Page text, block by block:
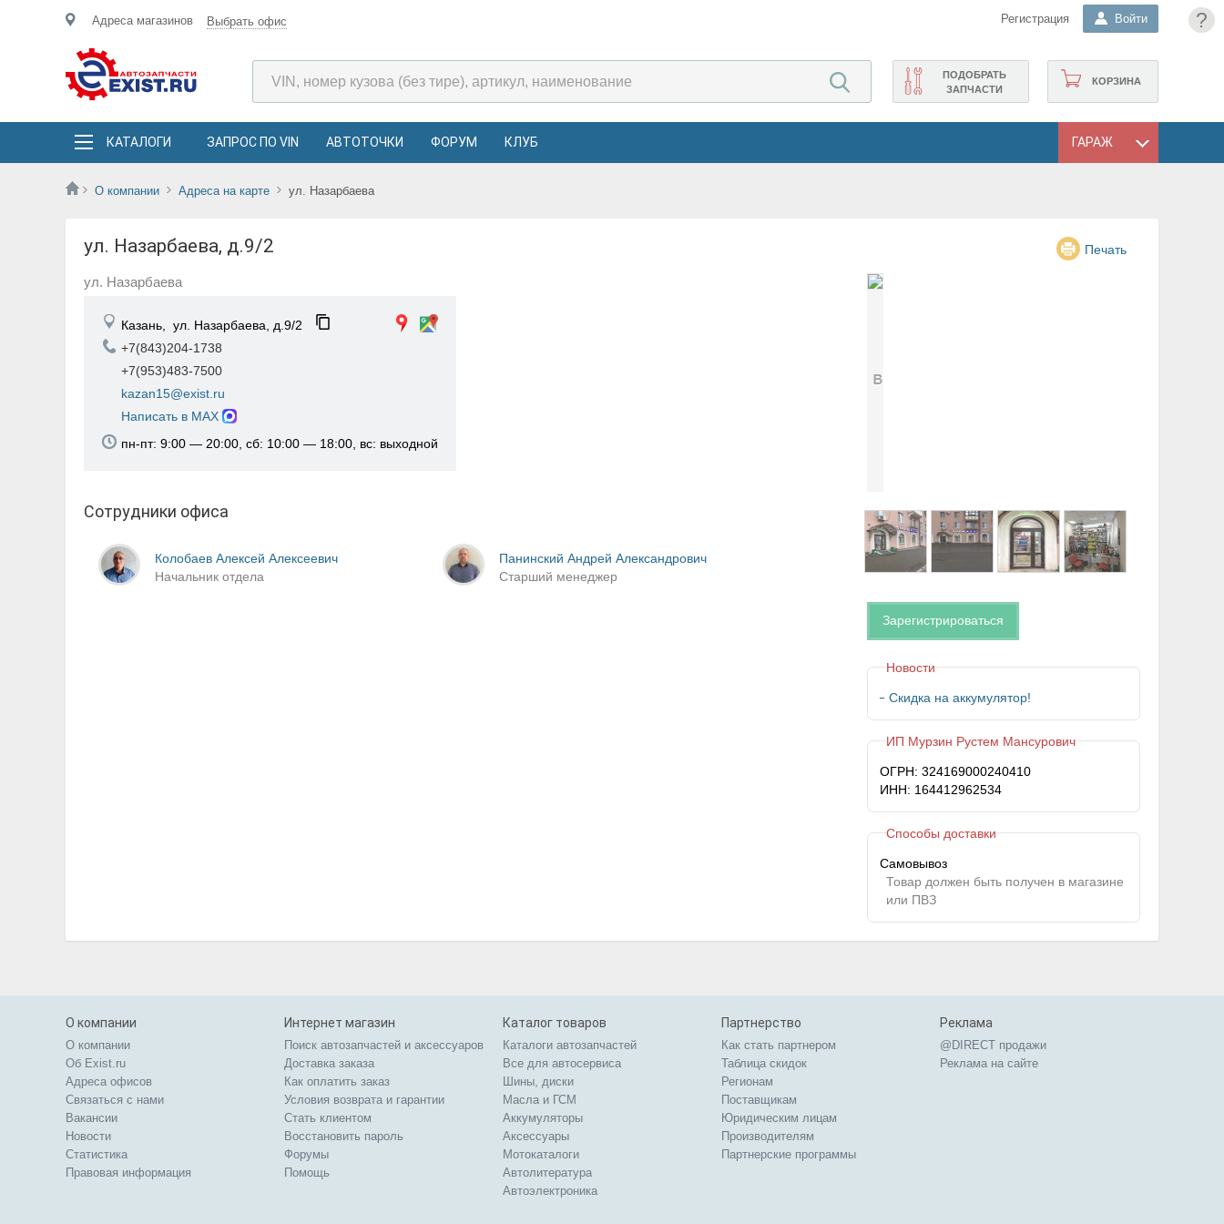
?
Адреса магазинов Выбрать офис Регистрация Войти
КОРЗИНА
ПОДОБРАТЬ
ЗАПЧАСТИ
КАТАЛОГИ ЗАПРОС ПО VIN АВТОТОЧКИ ФОРУМ КЛУБ ГАРАЖ
О компании Адреса на карте ул. Назарбаева
ул. Назарбаева, д.9/2 Печать
ул. Назарбаева
Казань, ул. Назарбаева, д.9/2
+7(843)204-1738
+7(953)483-7500
kazan15@exist.ru
Написать в MAX
пн-пт: 9:00 — 20:00, сб: 10:00 — 18:00, вс: выходной
Сотрудники офиса
Колобаев Алексей Алексеевич
Начальник отдела
Панинский Андрей Александрович
Старший менеджер
Зарегистрироваться
Новости
Скидка на аккумулятор!
ИП Мурзин Рустем Мансурович
ОГРН: 324169000240410
ИНН: 164412962534
Способы доставки
Самовывоз
Товар должен быть получен в магазине
или ПВЗ
О компании
О компании
Об Exist.ru
Адреса офисов
Связаться с нами
Вакансии
Новости
Статистика
Правовая информация
Интернет магазин
Поиск автозапчастей и аксессуаров
Доставка заказа
Как оплатить заказ
Условия возврата и гарантии
Стать клиентом
Восстановить пароль
Форумы
Помощь
Каталог товаров
Каталоги автозапчастей
Все для автосервиса
Шины, диски
Масла и ГСМ
Аккумуляторы
Аксессуары
Мотокаталоги
Автолитература
Автоэлектроника
Партнерство
Как стать партнером
Таблица скидок
Регионам
Поставщикам
Юридическим лицам
Производителям
Партнерские программы
Реклама
@DIRECT продажи
Реклама на сайте